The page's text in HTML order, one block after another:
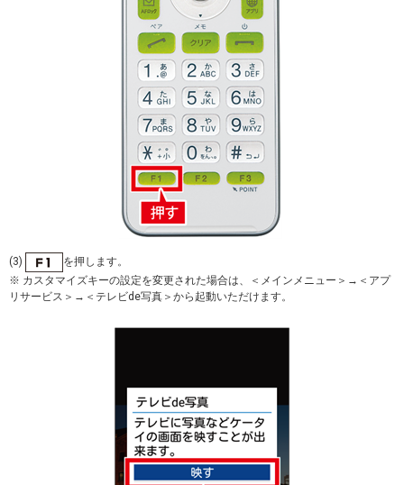
(3)
を押します。
※ カスタマイズキーの設定を変更された場合は、＜メインメニュー＞→＜アプ
リサービス＞→＜テレビde写真＞から起動いただけます。